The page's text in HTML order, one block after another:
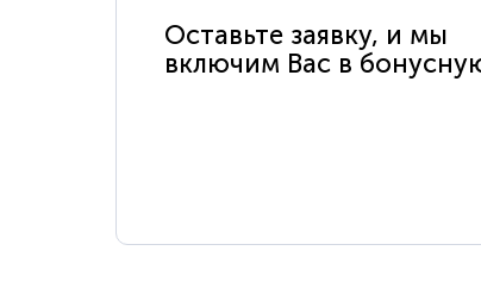
Оставьте заявку, и мы
включим Вас в